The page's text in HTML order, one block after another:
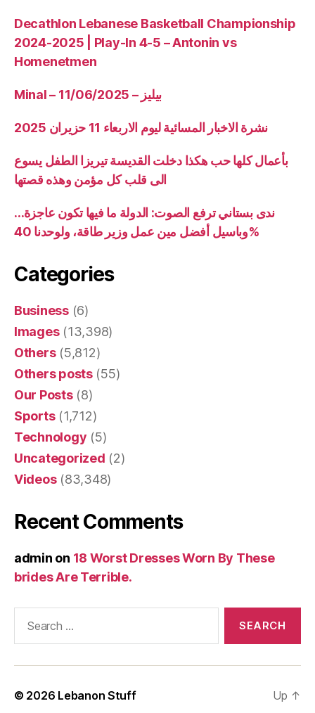
Decathlon Lebanese Basketball Championship
2024-2025 | Play-In 4-5 – Antonin vs
Homenetmen
Minal – 11/06/2025 – بيليز
نشرة الاخبار المسائية ليوم الاربعاء 11 حزيران 2025
بأعمال كلها حب هكذا دخلت القديسة تيريزا الطفل يسوع
الى قلب كل مؤمن وهذه قصتها
ندى بستاني ترفع الصوت: الدولة ما فيها تكون عاجزة…
وباسيل أفضل مين عمل وزير طاقة، ولوحدنا 40%
Categories
Business(6)
Images(13,398)
Others(5,812)
Others posts(55)
Our Posts(8)
Sports(1,712)
Technology (5)
Uncategorized (2)
Videos(83,348)
Recent Comments
admin on 18 Worst Dresses Worn By These
brides Are Terrible.
© 2026 Lebanon Stuff Up ↑